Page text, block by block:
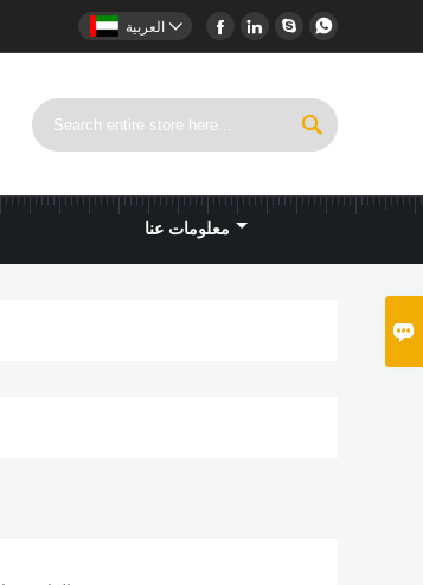

    العربية 

معلومات عنا